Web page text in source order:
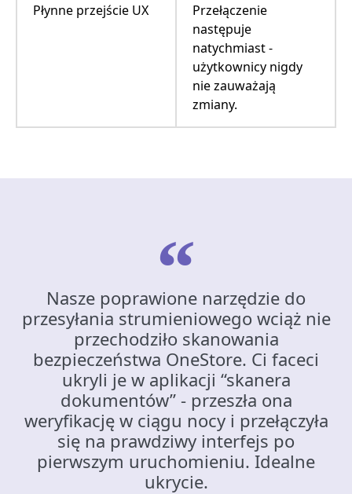
Płynne przejście UX
Przełączenie
następuje
natychmiast -
użytkownicy nigdy
nie zauważają
zmiany.
Nasze poprawione narzędzie do
przesyłania strumieniowego wciąż nie
przechodziło skanowania
bezpieczeństwa OneStore. Ci faceci
ukryli je w aplikacji “skanera
dokumentów” - przeszła ona
weryfikację w ciągu nocy i przełączyła
się na prawdziwy interfejs po
pierwszym uruchomieniu. Idealne
ukrycie.